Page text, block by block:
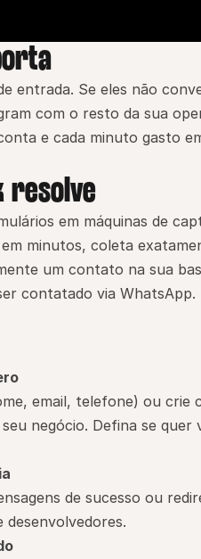
entrada. Se eles não
com o resto da sua
e cada minuto gasto
resolve
em máquinas de
minutos, coleta
um contato na sua
contatado via
email, telefone) ou crie
negócio. Defina se quer
de sucesso ou
desenvolvedores.